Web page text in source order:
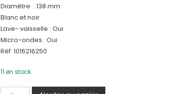
Diamètre : 138 mm
Blanc et noir
Lave- vaisselle : Oui
Micro-ondes : Oui
Réf: 1016216250
11 en stock
quantité